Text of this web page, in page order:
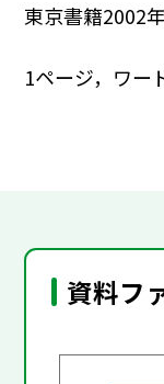
東京書籍2002
1ページ，ワー
資料フ